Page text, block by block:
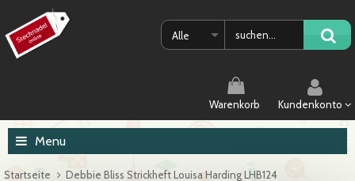
Alle
Warenkorb Kundenkonto
Menu
Startseite Debbie Bliss Strickheft Louisa Harding LHB124